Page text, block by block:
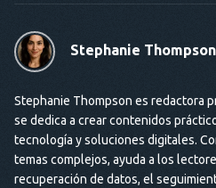
Stephanie Thompson
Stephanie Thompson es redactora
se dedica a crear contenidos
tecnología y soluciones digitales.
temas complejos, ayuda a los
recuperación de datos, el